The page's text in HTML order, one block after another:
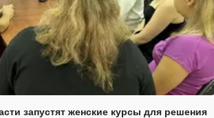
запустят женские курсы для решения